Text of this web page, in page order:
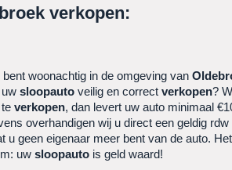
verkopen:
bent woonachtig in de omgeving van
sloopauto veilig en correct verkopen?
verkopen, dan levert uw auto minimaal
overhandigen wij u direct een geldig
u geen eigenaar meer bent van de auto.
uw sloopauto is geld waard!